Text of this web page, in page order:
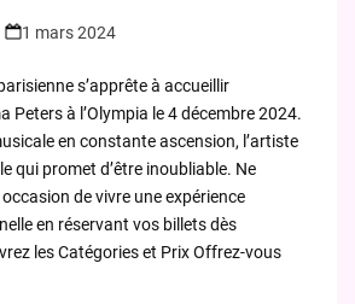
1 mars 2024
s’apprête à accueillir
Peters à l’Olympia le 4 décembre 2024.
en constante ascension, l’artiste
qui promet d’être inoubliable. Ne
de vivre une expérience
en réservant vos billets dès
les Catégories et Prix Offrez-vous